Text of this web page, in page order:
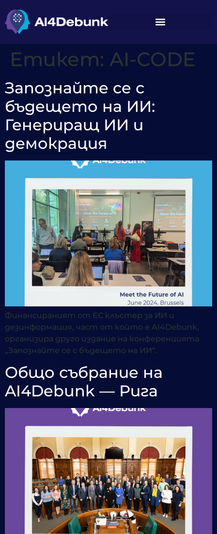
Етикет: AI-CODE
Запознайте се с
бъдещето на ИИ:
Генериращ ИИ и
демокрация
Финансираният от ЕС клъстер за ИИ и
дезинформация, част от който е AI4Debunk,
организира друго издание на конференцията
„Запознайте се с бъдещето на ИИ“.
Общо събрание на
AI4Debunk — Рига